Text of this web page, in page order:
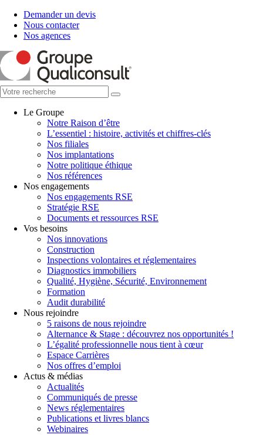
Demander un devis
Nous contacter
Nos agences
Le Groupe
Notre Raison d’être
L’essentiel : histoire, activités et chiffres-clés
Nos filiales
Nos implantations
Notre politique éthique
Nos références
Nos engagements
Nos engagements RSE
Stratégie RSE
Documents et ressources RSE
Vos besoins
Nos innovations
Construction
Inspections volontaires et réglementaires
Diagnostics immobiliers
Qualité, Hygiène, Sécurité, Environnement
Formation
Audit durabilité
Nous rejoindre
5 raisons de nous rejoindre
Alternance & Stage : découvrez nos opportunités !
L’égalité professionnelle nous tient à cœur
Espace Carrières
Nos offres d’emploi
Actus & médias
Actualités
Communiqués de presse
News réglementaires
Publications et livres blancs
Webinaires